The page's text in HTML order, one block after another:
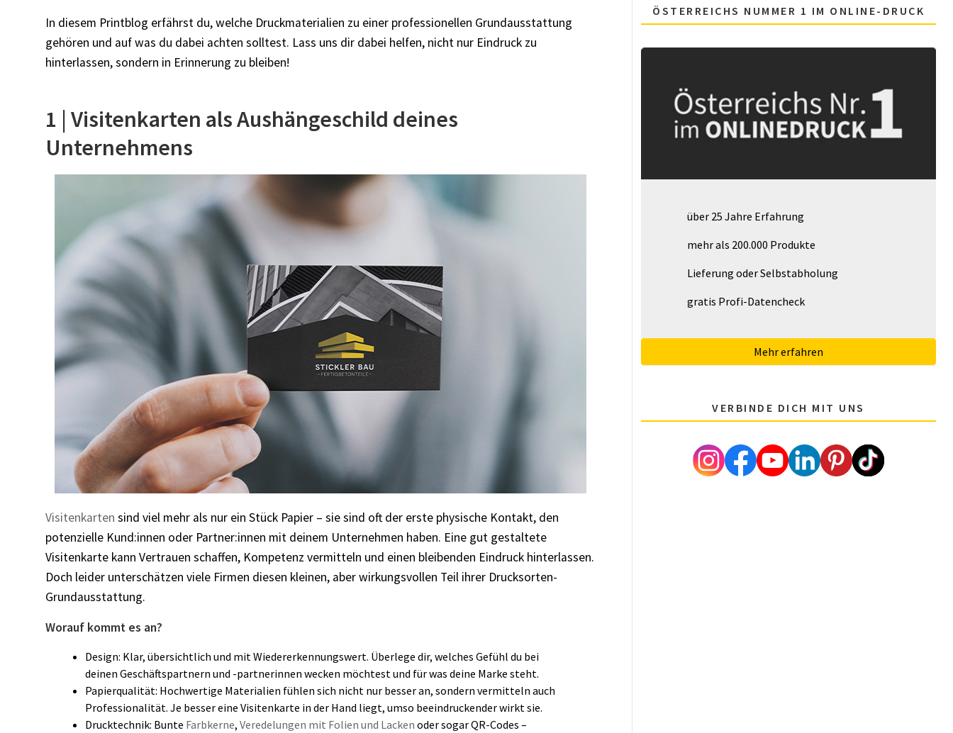
In diesem Printblog erfährst du, welche Druckmaterialien zu einer professionellen Grundausstattung
gehören und auf was du dabei achten solltest. Lass uns dir dabei helfen, nicht nur Eindruck zu
hinterlassen, sondern in Erinnerung zu bleiben!
1 | Visitenkarten als Aushängeschild deines
Unternehmens
Visitenkarten sind viel mehr als nur ein Stück Papier – sie sind oft der erste physische Kontakt, den
potenzielle Kund:innen oder Partner:innen mit deinem Unternehmen haben. Eine gut gestaltete
Visitenkarte kann Vertrauen schaffen, Kompetenz vermitteln und einen bleibenden Eindruck hinterlassen.
Doch leider unterschätzen viele Firmen diesen kleinen, aber wirkungsvollen Teil ihrer Drucksorten-
Grundausstattung.
Worauf kommt es an?
Design: Klar, übersichtlich und mit Wiedererkennungswert. Überlege dir, welches Gefühl du bei
deinen Geschäftspartnern und -partnerinnen wecken möchtest und für was deine Marke steht.
Papierqualität: Hochwertige Materialien fühlen sich nicht nur besser an, sondern vermitteln auch
Professionalität. Je besser eine Visitenkarte in der Hand liegt, umso beeindruckender wirkt sie.
Drucktechnik: Bunte Farbkerne, Veredelungen mit Folien und Lacken oder sogar QR-Codes –
ÖSTERREICHS NUMMER 1 IM ONLINE-DRUCK
über 25 Jahre Erfahrung
mehr als 200.000 Produkte
Lieferung oder Selbstabholung
gratis Profi-Datencheck
Mehr erfahren
VERBINDE DICH MIT UNS